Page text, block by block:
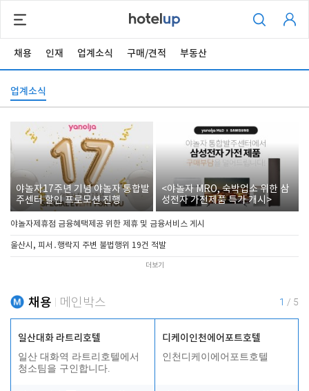
채용 인재 업계소식 구매/견적 부동산
업계소식
야놀자17주년 기념 야놀자 통합발
주센터 할인 프로모션 진행
<야놀자 MRO, 숙박업소 위한 삼
성전자 가전제품 특가 개시>
야놀자제휴점 금융혜택제공 위한 제휴 및 금융서비스 게시
울산시, 피서․행락지 주변 불법행위 19건 적발
더보기
채용 메인박스 1 / 5
일산대화 라트리호텔
일산 대화역 라트리호텔에서
청소팀을 구인합니다.
디케이인천에어포트호텔
인천디케이에어포트호텔